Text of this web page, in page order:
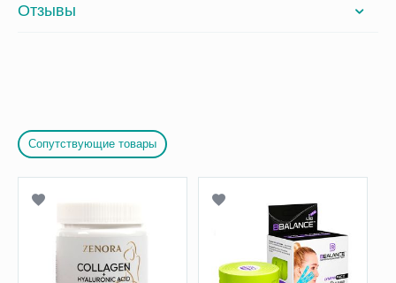
Отзывы
Сопутствующие товары